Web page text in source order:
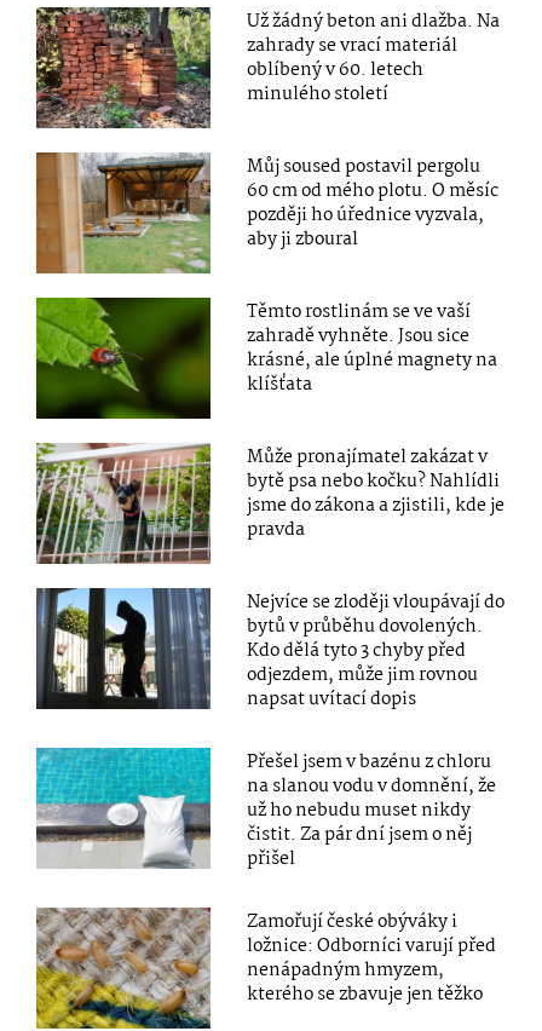
Už žádný beton ani dlažba. Na
zahrady se vrací materiál
oblíbený v 60. letech
minulého století
Můj soused postavil pergolu
60 cm od mého plotu. O měsíc
později ho úřednice vyzvala,
aby ji zboural
Těmto rostlinám se ve vaší
zahradě vyhněte. Jsou sice
krásné, ale úplné magnety na
klíšťata
Může pronajímatel zakázat v
bytě psa nebo kočku? Nahlídli
jsme do zákona a zjistili, kde je
pravda
Nejvíce se zloději vloupávají do
bytů v průběhu dovolených.
Kdo dělá tyto 3 chyby před
odjezdem, může jim rovnou
napsat uvítací dopis
Přešel jsem v bazénu z chloru
na slanou vodu v domnění, že
už ho nebudu muset nikdy
čistit. Za pár dní jsem o něj
přišel
Zamořují české obýváky i
ložnice: Odborníci varují před
nenápadným hmyzem,
kterého se zbavuje jen těžko